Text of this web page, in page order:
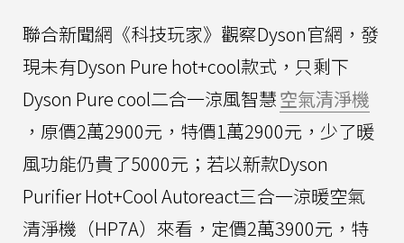
聯合新聞網《科技玩家》觀察Dyson官網，發
現未有Dyson Pure hot+cool款式，只剩下
Dyson Pure cool二合一涼風智慧空氣清淨機
，原價2萬2900元，特價1萬2900元，少了暖
風功能仍貴了5000元；若以新款Dyson
Purifier Hot+Cool Autoreact三合一涼暖空氣
清淨機（HP7A）來看，定價2萬3900元，特